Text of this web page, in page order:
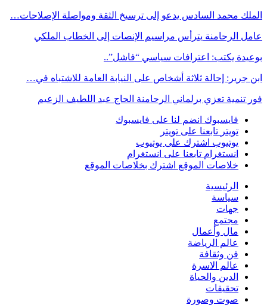
الملك محمد السادس يدعو إلى ترسيخ الثقة ومواصلة الإصلاحات…
عامل الرحامنة يترأس مراسيم الإنصات إلى الخطاب الملكي
بوعيدة يكتب: اعترافات سياسي “فاشل”..
ابن جرير: إحالة ثلاثة أشخاص على النيابة العامة للاشتباه في…
فور تنمية تعزي برلماني الرحامنة الحاج عبد اللطيف الزعيم
فايسبوك انضم لنا على فايسبوك
تويتر تابعنا على تويتر
يوتيوب اشترك على يوتيوب
انستغرام تابعنا على انستغرام
خلاصات الموقع اشترك بخلاصات الموقع
الرئيسية
سياسة
جهات
مجتمع
مال وأعمال
عالم الرياضة
فن وثقافة
عالم الاسرة
الدين والحياة
تحقيقات
صوت وصورة